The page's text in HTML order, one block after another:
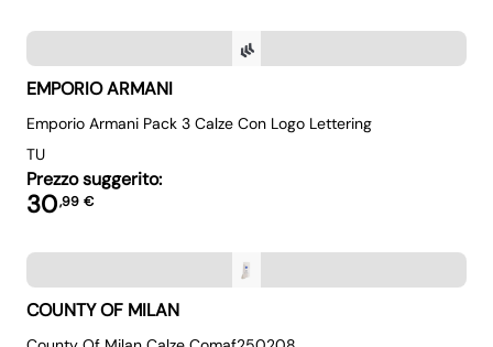
EMPORIO ARMANI
Emporio Armani Pack 3 Calze Con Logo Lettering
TU
Prezzo suggerito:
30,99 €
COUNTY OF MILAN